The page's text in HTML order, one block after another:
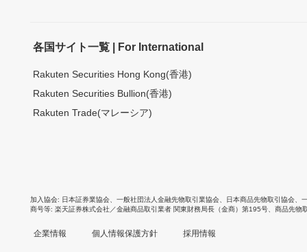
各国サイト一覧 | For International
Rakuten Securities Hong Kong(香港)
Rakuten Securities Bullion(香港)
Rakuten Trade(マレーシア)
加入協会 日本証券業協会 一般社団法人金融先物取引業協会 日本商品先物取引協会
商号等 楽天証券株式会社／金融商品取引業者 関東財務局長（金商）第195号、商品先物
企業情報 個人情報保護方針 採用情報